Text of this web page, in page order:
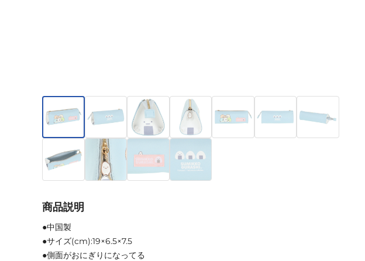
商品説明
●中国製
●サイズ(cm):19×6.5×7.5
●側面がおにぎりになってる